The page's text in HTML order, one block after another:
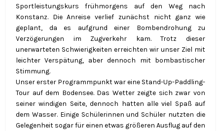
Sportleistungskurs frühmorgens auf den Weg nach
Konstanz. Die Anreise verlief zunächst nicht ganz wie
geplant, da es aufgrund einer Bombendrohung zu
Verzögerungen im Zugverkehr kam. Trotz dieser
unerwarteten Schwierigkeiten erreichten wir unser Ziel mit
leichter Verspätung, aber dennoch mit bombastischer
Stimmung.
Unser erster Programmpunkt war eine Stand-Up-Paddling-
Tour auf dem Bodensee. Das Wetter zeigte sich zwar von
seiner windigen Seite, dennoch hatten alle viel Spaß auf
dem Wasser. Einige Schülerinnen und Schüler nutzten die
Gelegenheit sogar für einen etwas größeren Ausflug auf den